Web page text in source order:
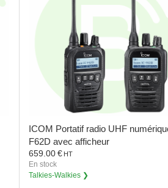
ICOM Portatif radio UHF
F62D avec afficheur
659.00 € HT
En stock
Talkies-Walkies